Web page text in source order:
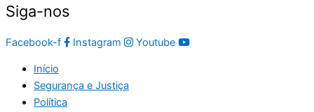
Siga-nos
Facebook-f Instagram Youtube
Início
Segurança e Justiça
Política